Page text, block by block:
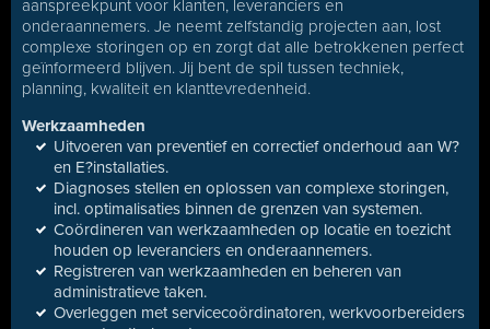
aanspreekpunt voor klanten, leveranciers en
onderaannemers. Je neemt zelfstandig projecten aan, lost
complexe storingen op en zorgt dat alle betrokkenen perfect
geïnformeerd blijven. Jij bent de spil tussen techniek,
planning, kwaliteit en klanttevredenheid.
Werkzaamheden
Uitvoeren van preventief en correctief onderhoud aan W?
en E?installaties.
Diagnoses stellen en oplossen van complexe storingen,
incl. optimalisaties binnen de grenzen van systemen.
Coördineren van werkzaamheden op locatie en toezicht
houden op leveranciers en onderaannemers.
Registreren van werkzaamheden en beheren van
administratieve taken.
Overleggen met servicecoördinatoren, werkvoorbereiders